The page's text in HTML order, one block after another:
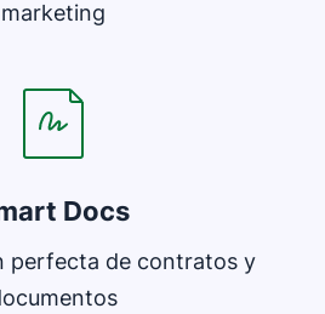
marketing
Docs
perfecta de contratos y